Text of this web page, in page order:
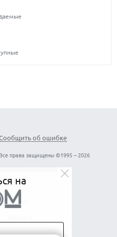
об ошибке
Все права защищены ©1995 – 2026
СОФТ
на